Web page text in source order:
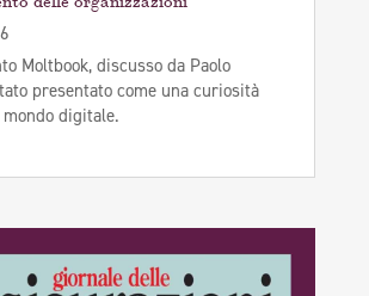
Moltbook, discusso da Paolo
presentato come una curiosità
digitale.